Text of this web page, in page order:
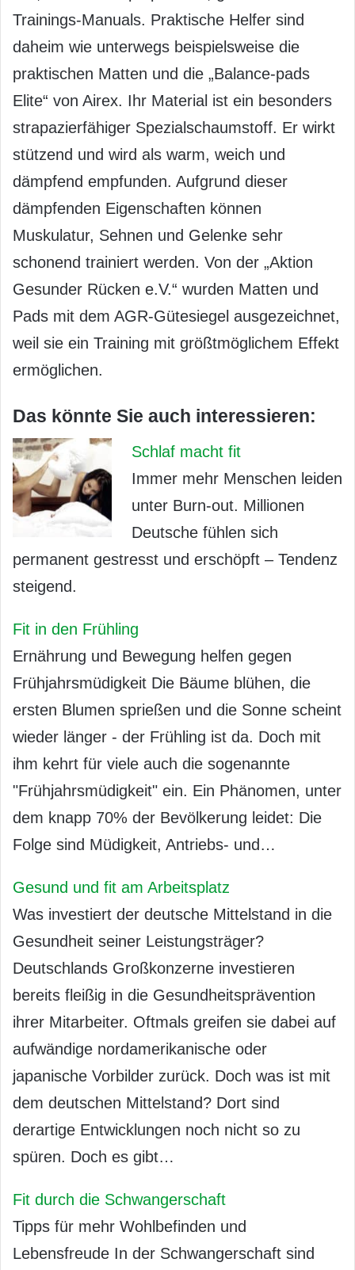
Trainings-Manuals. Praktische Helfer sind
daheim wie unterwegs beispielsweise die
praktischen Matten und die „Balance-pads
Elite“ von Airex. Ihr Material ist ein besonders
strapazierfähiger Spezialschaumstoff. Er wirkt
stützend und wird als warm, weich und
dämpfend empfunden. Aufgrund dieser
dämpfenden Eigenschaften können
Muskulatur, Sehnen und Gelenke sehr
schonend trainiert werden. Von der „Aktion
Gesunder Rücken e.V.“ wurden Matten und
Pads mit dem AGR-Gütesiegel ausgezeichnet,
weil sie ein Training mit größtmöglichem Effekt
ermöglichen.
Das könnte Sie auch interessieren:
Schlaf macht fit
Immer mehr Menschen leiden
unter Burn-out. Millionen
Deutsche fühlen sich
permanent gestresst und erschöpft – Tendenz
steigend.
Fit in den Frühling
Ernährung und Bewegung helfen gegen
Frühjahrsmüdigkeit Die Bäume blühen, die
ersten Blumen sprießen und die Sonne scheint
wieder länger - der Frühling ist da. Doch mit
ihm kehrt für viele auch die sogenannte
"Frühjahrsmüdigkeit" ein. Ein Phänomen, unter
dem knapp 70% der Bevölkerung leidet: Die
Folge sind Müdigkeit, Antriebs- und…
Gesund und fit am Arbeitsplatz
Was investiert der deutsche Mittelstand in die
Gesundheit seiner Leistungsträger?
Deutschlands Großkonzerne investieren
bereits fleißig in die Gesundheitsprävention
ihrer Mitarbeiter. Oftmals greifen sie dabei auf
aufwändige nordamerikanische oder
japanische Vorbilder zurück. Doch was ist mit
dem deutschen Mittelstand? Dort sind
derartige Entwicklungen noch nicht so zu
spüren. Doch es gibt…
Fit durch die Schwangerschaft
Tipps für mehr Wohlbefinden und
Lebensfreude In der Schwangerschaft sind